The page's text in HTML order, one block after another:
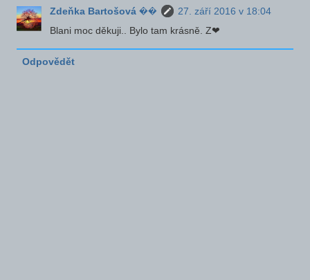
Zdeňka Bartošová ��
27. září 2016 v 18:04
Blani moc děkuji.. Bylo tam krásně. Z❤
Odpovědět